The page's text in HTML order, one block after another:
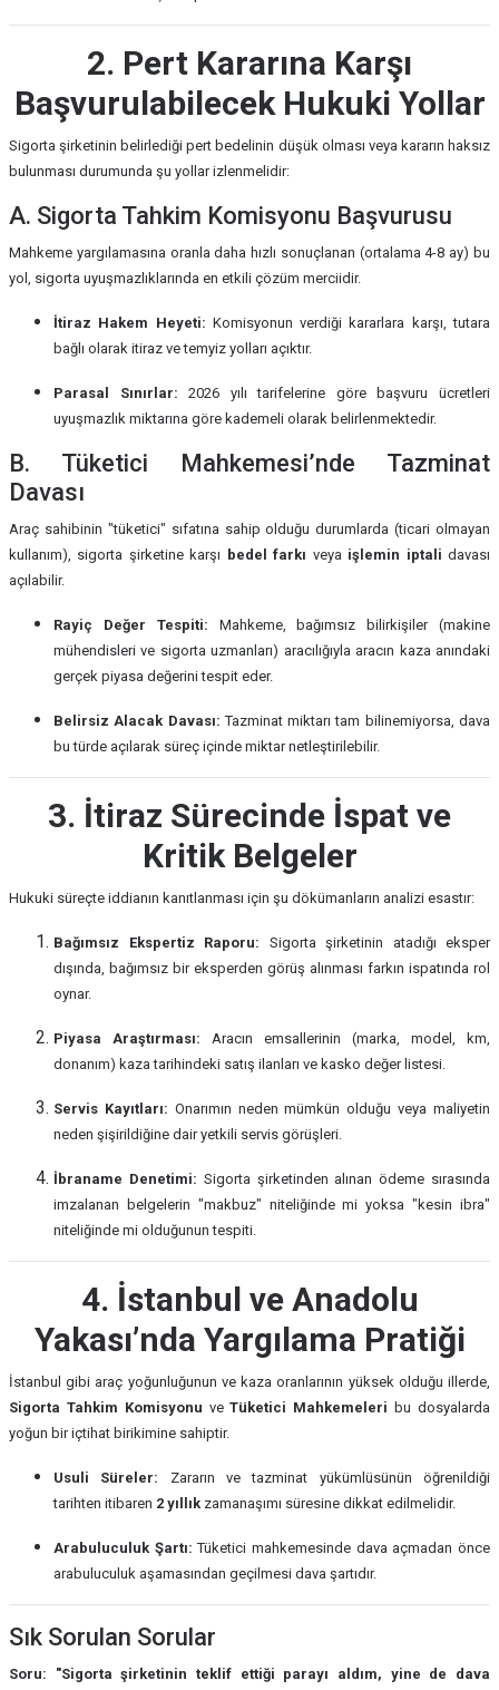
2. Pert Kararına Karşı
Başvurulabilecek Hukuki Yollar
Sigorta şirketinin belirlediği pert bedelinin düşük olması veya kararın haksız
bulunması durumunda şu yollar izlenmelidir:
A. Sigorta Tahkim Komisyonu Başvurusu
Mahkeme yargılamasına oranla daha hızlı sonuçlanan (ortalama 4-8 ay) bu
yol, sigorta uyuşmazlıklarında en etkili çözüm merciidir.
İtiraz Hakem Heyeti: Komisyonun verdiği kararlara karşı, tutara
bağlı olarak itiraz ve temyiz yolları açıktır.
Parasal Sınırlar: 2026 yılı tarifelerine göre başvuru ücretleri
uyuşmazlık miktarına göre kademeli olarak belirlenmektedir.
B. Tüketici Mahkemesi’nde Tazminat
Davası
Araç sahibinin "tüketici" sıfatına sahip olduğu durumlarda (ticari olmayan
kullanım), sigorta şirketine karşı bedel farkı veya işlemin iptali davası
açılabilir.
Rayiç Değer Tespiti: Mahkeme, bağımsız bilirkişiler (makine
mühendisleri ve sigorta uzmanları) aracılığıyla aracın kaza anındaki
gerçek piyasa değerini tespit eder.
Belirsiz Alacak Davası: Tazminat miktarı tam bilinemiyorsa, dava
bu türde açılarak süreç içinde miktar netleştirilebilir.
3. İtiraz Sürecinde İspat ve
Kritik Belgeler
Hukuki süreçte iddianın kanıtlanması için şu dökümanların analizi esastır:
Bağımsız Ekspertiz Raporu: Sigorta şirketinin atadığı eksper
dışında, bağımsız bir eksperden görüş alınması farkın ispatında rol
oynar.
Piyasa Araştırması: Aracın emsallerinin (marka, model, km,
donanım) kaza tarihindeki satış ilanları ve kasko değer listesi.
Servis Kayıtları: Onarımın neden mümkün olduğu veya maliyetin
neden şişirildiğine dair yetkili servis görüşleri.
İbraname Denetimi: Sigorta şirketinden alınan ödeme sırasında
imzalanan belgelerin "makbuz" niteliğinde mi yoksa "kesin ibra"
niteliğinde mi olduğunun tespiti.
4. İstanbul ve Anadolu
Yakası’nda Yargılama Pratiği
İstanbul gibi araç yoğunluğunun ve kaza oranlarının yüksek olduğu illerde,
Sigorta Tahkim Komisyonu veTüketici Mahkemeleri bu dosyalarda
yoğun bir içtihat birikimine sahiptir.
Usuli Süreler: Zararın ve tazminat yükümlüsünün öğrenildiği
tarihten itibaren 2 yıllık zamanaşımı süresine dikkat edilmelidir.
Arabuluculuk Şartı: Tüketici mahkemesinde dava açmadan önce
arabuluculuk aşamasından geçilmesi dava şartıdır.
Sık Sorulan Sorular
Soru: "Sigorta şirketinin teklif ettiği parayı aldım, yine de dava